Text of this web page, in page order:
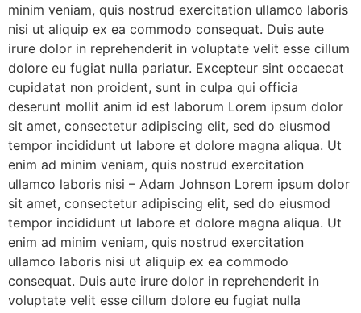
minim veniam, quis nostrud exercitation ullamco laboris
nisi ut aliquip ex ea commodo consequat. Duis aute
irure dolor in reprehenderit in voluptate velit esse cillum
dolore eu fugiat nulla pariatur. Excepteur sint occaecat
cupidatat non proident, sunt in culpa qui officia
deserunt mollit anim id est laborum Lorem ipsum dolor
sit amet, consectetur adipiscing elit, sed do eiusmod
tempor incididunt ut labore et dolore magna aliqua. Ut
enim ad minim veniam, quis nostrud exercitation
ullamco laboris nisi – Adam Johnson Lorem ipsum dolor
sit amet, consectetur adipiscing elit, sed do eiusmod
tempor incididunt ut labore et dolore magna aliqua. Ut
enim ad minim veniam, quis nostrud exercitation
ullamco laboris nisi ut aliquip ex ea commodo
consequat. Duis aute irure dolor in reprehenderit in
voluptate velit esse cillum dolore eu fugiat nulla